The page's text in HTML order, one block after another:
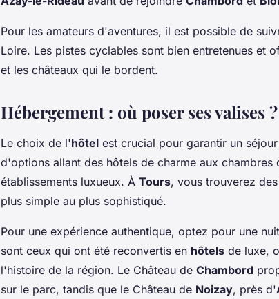
Pour les amateurs d'aventures, il est possible de
Loire. Les pistes cyclables sont bien entretenues et
et les châteaux qui le bordent.
Hébergement : où poser ses valises ?
Le choix de l'hôtel est crucial pour garantir un
d'options allant des hôtels de charme aux chambres
établissements luxueux. À Tours, vous trouverez
plus simple au plus sophistiqué.
Pour une expérience authentique, optez pour une
sont ceux qui ont été reconvertis en hôtels de luxe,
l'histoire de la région. Le Château de Chambord
sur le parc, tandis que le Château de Noizay, près d'